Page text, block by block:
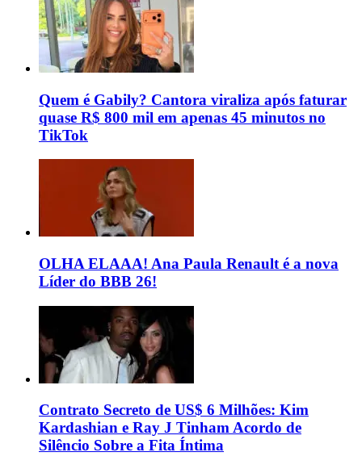
Quem é Gabily? Cantora viraliza após faturar
quase R$ 800 mil em apenas 45 minutos no
TikTok
OLHA ELAAA! Ana Paula Renault é a nova
Líder do BBB 26!
Contrato Secreto de US$ 6 Milhões: Kim
Kardashian e Ray J Tinham Acordo de
Silêncio Sobre a Fita Íntima